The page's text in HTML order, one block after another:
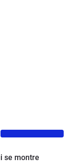
se montre